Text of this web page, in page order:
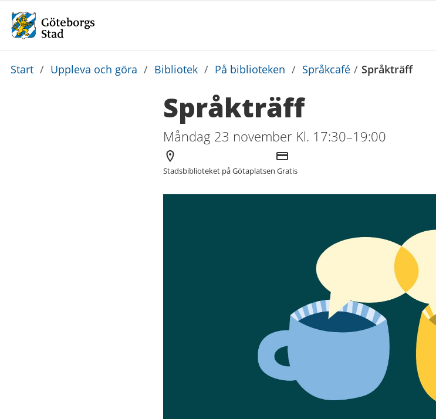
Du
Start / Uppleva och göra / Bibliotek / På biblioteken / Språkcafé / Språkträff
Språkträff
Måndag 23 november Kl. 17:30–19:00
Arrangör
Stadsbiblioteket på Götaplatsen
Kostnad
Gratis